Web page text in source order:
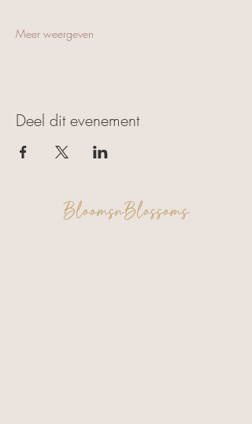
Meer weergeven
Deel dit evenement
BloomsnBlossoms